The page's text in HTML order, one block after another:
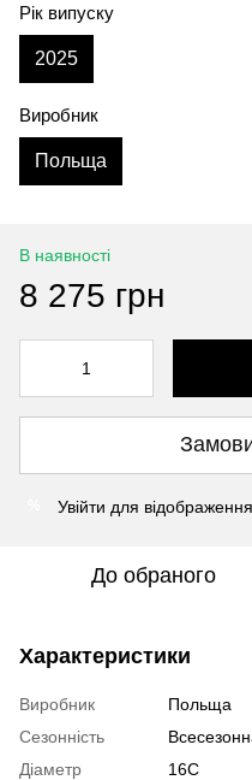
Рік випуску
2025
Виробник
Польща
В наявності
8 275 грн
Увійти для
До обраного
Характеристики
Виробник
Польща
Сезонність
Діаметр
16C